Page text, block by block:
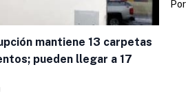
mantiene 13 carpetas
pueden llegar a 17
Por